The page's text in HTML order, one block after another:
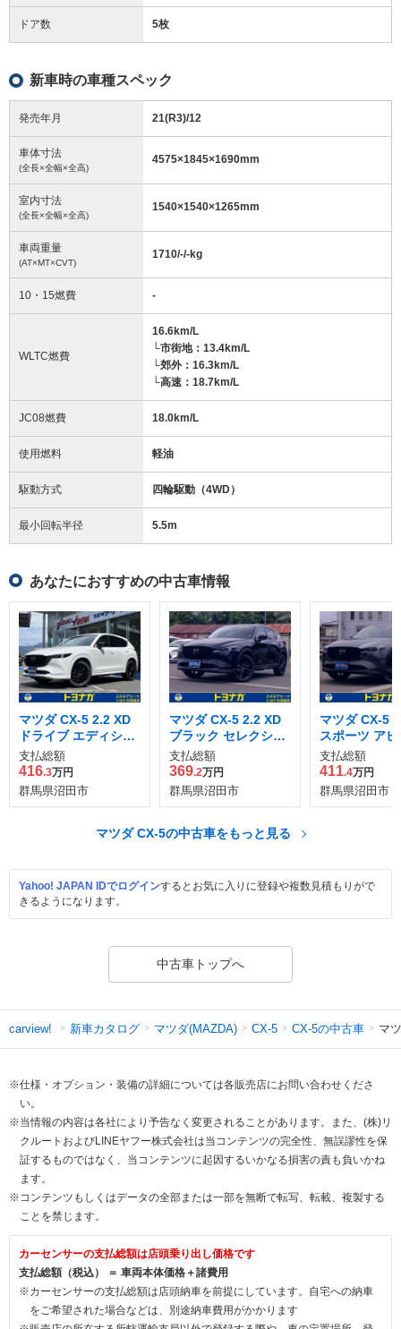
ドア数 5枚
新車時の車種スペック
発売年月 21(R3)/12
車体寸法
(全長×全幅×全高)
4575×1845×1690mm
室内寸法
(全長×全幅×全高)
1540×1540×1265mm
車両重量
(AT×MT×CVT)
1710/-/-kg
10・15燃費 -
WLTC燃費
16.6km/L
└市街地：13.4km/L
└郊外：16.3km/L
└高速：18.7km/L
JC08燃費 18.0km/L
使用燃料 軽油
駆動方式 四輪駆動（4WD）
最小回転半径 5.5m
あなたにおすすめの中古車情報
マツダ CX-5 2.2 XD
ドライブ エディショ
ン ディーゼルターボ
4WD
支払総額
416.3万円
群馬県沼田市
マツダ CX-5 2.2 XD
ブラック セレクショ
ン ディーゼルターボ
4WD
支払総額
369.2万円
群馬県沼田市
マツダ CX-5
スポーツ ア
ス ディーゼ
4WD
支払総額
411.4万円
群馬県沼田市
マツダ CX-5の中古車をもっと見る
Yahoo! JAPAN IDでログインするとお気に入りに登録や複数見積もりがで
きるようになります。
中古車トップへ
carview! 新車カタログ マツダ(MAZDA) CX-5 CX-5の中古車 マ
※仕様・オプション・装備の詳細については各販売店にお問い合わせくださ
い。
※当情報の内容は各社により予告なく変更されることがあります。また、(株)リ
クルートおよびLINEヤフー株式会社は当コンテンツの完全性、無誤謬性を保
証するものではなく、当コンテンツに起因するいかなる損害の責も負いかね
ます。
※コンテンツもしくはデータの全部または一部を無断で転写、転載、複製する
ことを禁じます。
カーセンサーの支払総額は店頭乗り出し価格です
支払総額（税込） ＝ 車両本体価格＋諸費用
※カーセンサーの支払総額は店頭納車を前提にしています。自宅への納車
をご希望された場合などは、別途納車費用がかかります